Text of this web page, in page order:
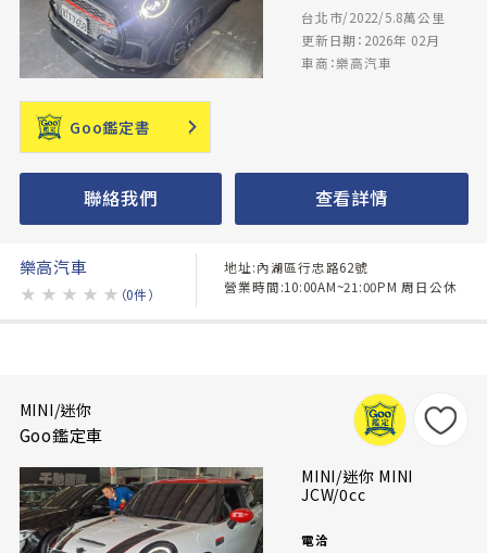
台北市/2022/5.8萬公里
更新日期：2026年 02月
車商：樂高汽車
Goo鑑定書
聯絡我們 查看詳情
樂高汽車
★ ★ ★ ★ ★ （0件）
地址:內湖區行忠路62號
營業時間:10:00AM~21:00PM 周日公休
MINI/迷你
Goo鑑定車
MINI/迷你 MINI
JCW/0cc
電洽